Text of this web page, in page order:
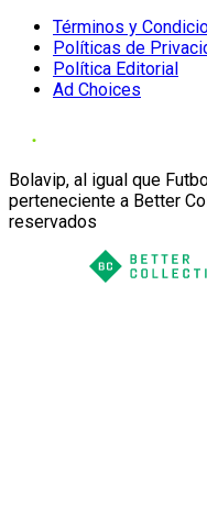
Términos y
Políticas de
Política Editorial
Ad Choices
Bolavip, al igual que
perteneciente a Better
reservados